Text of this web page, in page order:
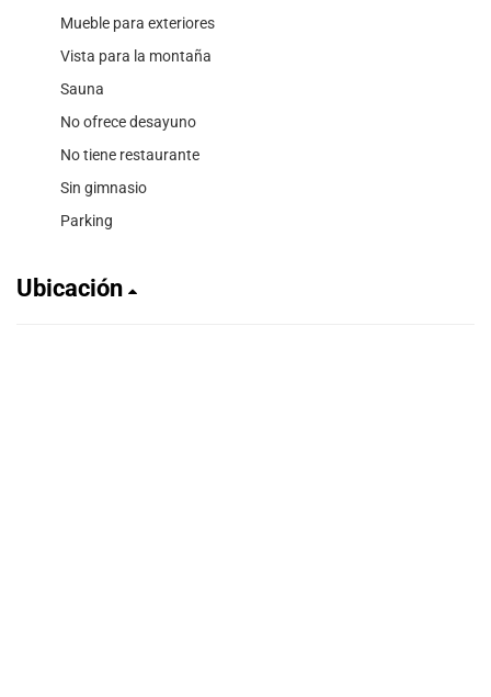
Mueble para exteriores
Vista para la montaña
Sauna
No ofrece desayuno
No tiene restaurante
Sin gimnasio
Parking
Ubicación